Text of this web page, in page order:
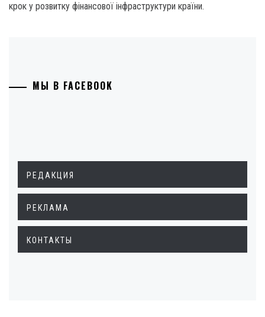
крок у розвитку фінансової інфраструктури країни.
МЫ В FACEBOOK
РЕДАКЦИЯ
РЕКЛАМА
КОНТАКТЫ